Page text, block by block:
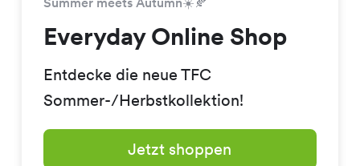
Everyday Online Shop
Entdecke die neue TFC
Sommer-/Herbstkollektion!
Jetzt shoppen